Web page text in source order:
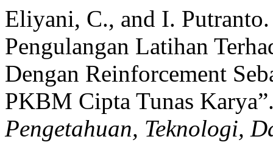
Eliyani, C., and I.
Pengulangan Latihan
Dengan Reinforcement
PKBM Cipta Tunas
Pengetahuan, Teknologi,